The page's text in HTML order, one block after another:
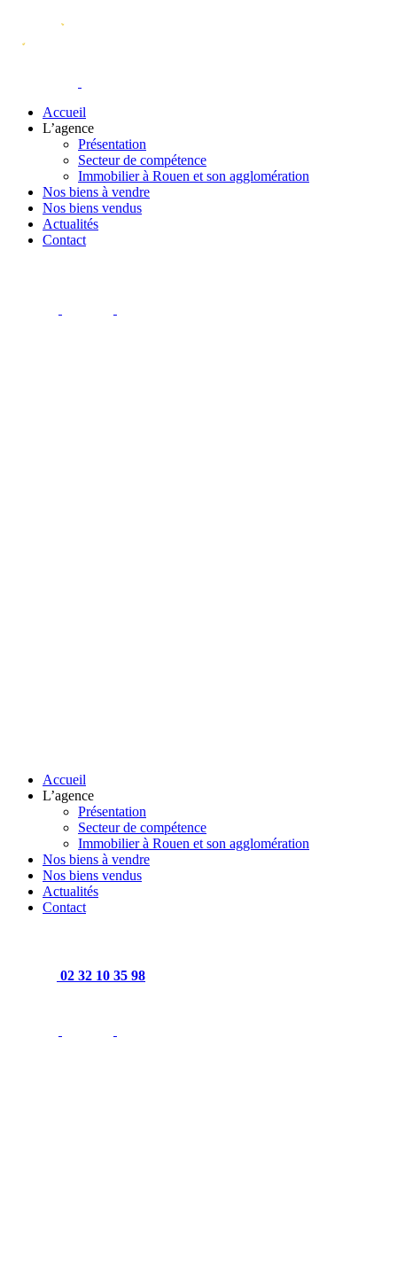
Accueil
L’agence
Présentation
Secteur de compétence
Immobilier à Rouen et son agglomération
Nos biens à vendre
Nos biens vendus
Actualités
Contact
Accueil
L’agence
Présentation
Secteur de compétence
Immobilier à Rouen et son agglomération
Nos biens à vendre
Nos biens vendus
Actualités
Contact
02 32 10 35 98